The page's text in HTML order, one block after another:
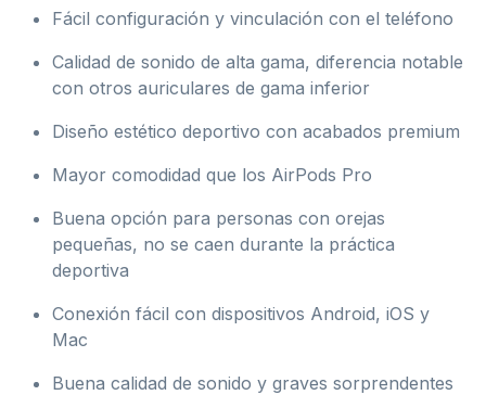
Fácil configuración y vinculación con el teléfono
Calidad de sonido de alta gama, diferencia notable
con otros auriculares de gama inferior
Diseño estético deportivo con acabados premium
Mayor comodidad que los AirPods Pro
Buena opción para personas con orejas
pequeñas, no se caen durante la práctica
deportiva
Conexión fácil con dispositivos Android, iOS y
Mac
Buena calidad de sonido y graves sorprendentes